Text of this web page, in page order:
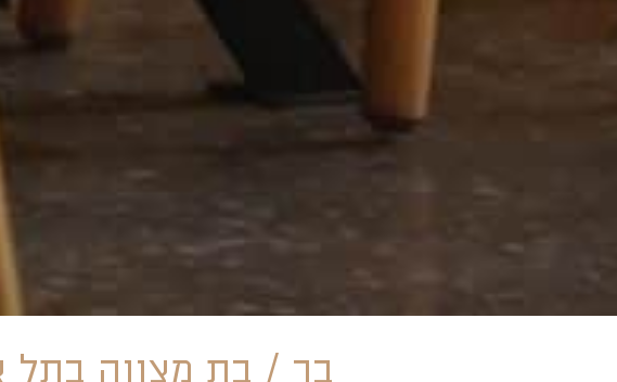
בר / בת מצווה בתל